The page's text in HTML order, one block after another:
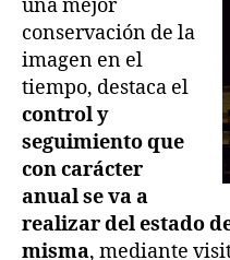
una mejor
conservación de la
imagen en el
tiempo, destaca el
control y
seguimiento que
con carácter
anual se va a
realizar del estado
misma, mediante